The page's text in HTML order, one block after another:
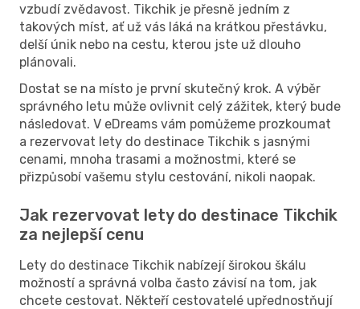
vzbudí zvědavost. Tikchik je přesně jedním z
takových míst, ať už vás láká na krátkou přestávku,
delší únik nebo na cestu, kterou jste už dlouho
plánovali.
Dostat se na místo je první skutečný krok. A výběr
správného letu může ovlivnit celý zážitek, který bude
následovat. V eDreams vám pomůžeme prozkoumat
a rezervovat lety do destinace Tikchik s jasnými
cenami, mnoha trasami a možnostmi, které se
přizpůsobí vašemu stylu cestování, nikoli naopak.
Jak rezervovat lety do destinace Tikchik
za nejlepší cenu
Lety do destinace Tikchik nabízejí širokou škálu
možností a správná volba často závisí na tom, jak
chcete cestovat. Někteří cestovatelé upřednostňují